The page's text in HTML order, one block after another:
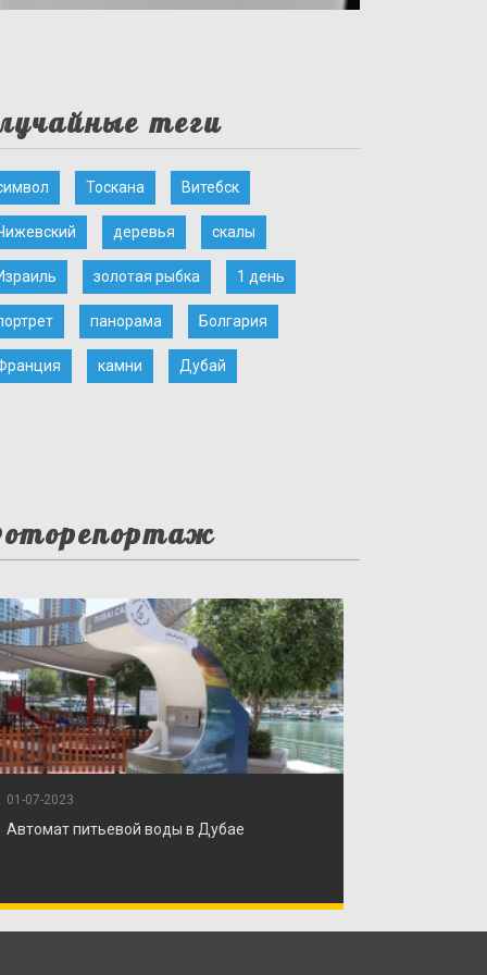
теги
Тоскана Витебск
деревья скалы
золотая рыбка 1 день
панорама Болгария
камни Дубай
01-07-2023
Автомат питьевой воды в Дубае